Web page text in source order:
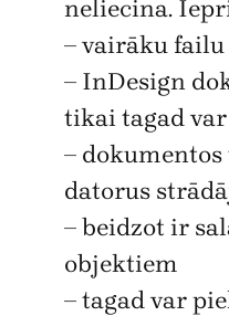
neliecina.
– vairāku
– InDesign
tikai tagad
–
datorus
– beidzot ir
objektiem
– tagad var